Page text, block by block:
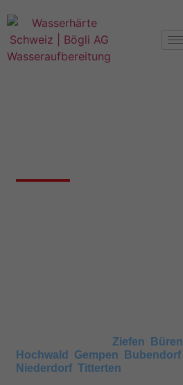
wie beispielsweiseZiefen Büren
Hochwald
Gempen Bubendorf
Niederdorf ,Titterten